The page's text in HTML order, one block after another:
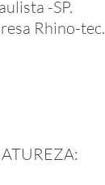
-SP.
Rhino-tec.